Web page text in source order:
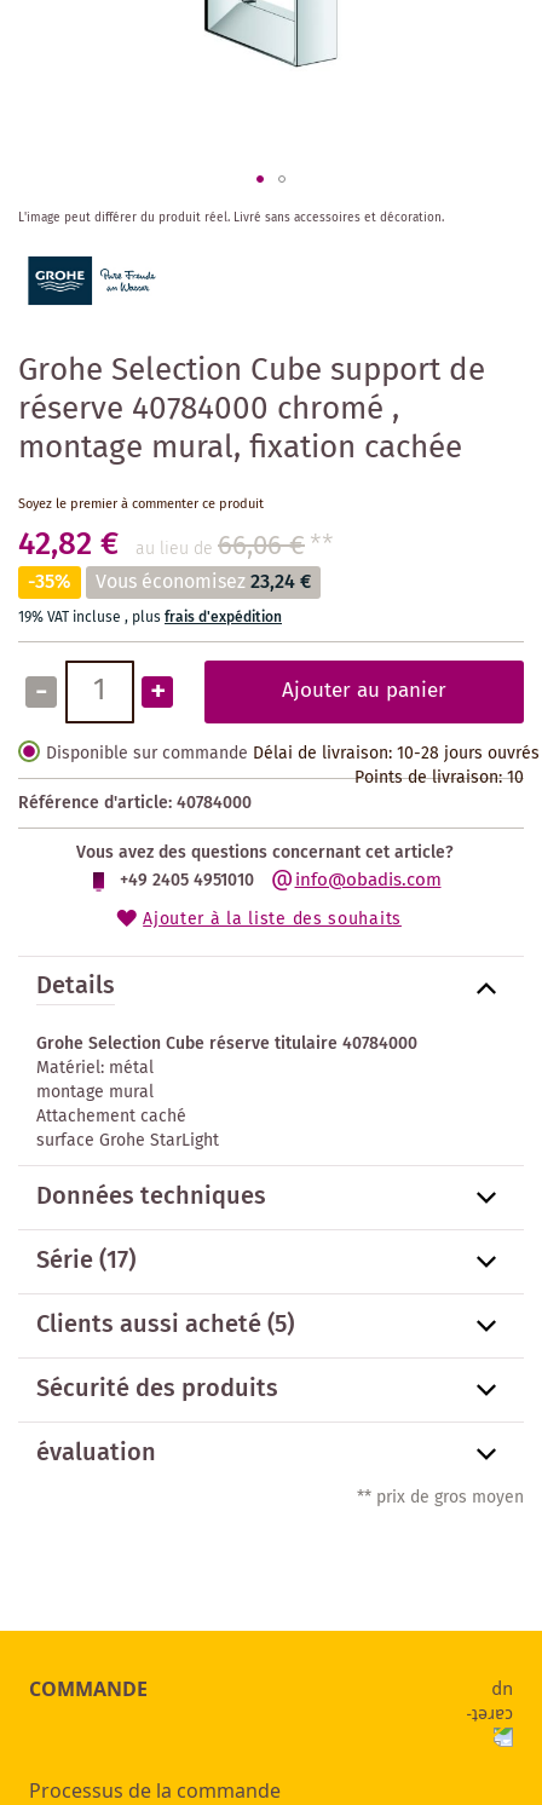
Grohe Selection Cube support de
réserve 40784000 chromé ,
montage mural, fixation cachée
Soyez le premier à commenter ce produit
42,82 € au lieu de 66,06 €**
-35% Vous économisez23,24 €
19% VAT incluse , plusfrais d'expédition
- + Ajouter au panier
Disponible sur commande Délai de livraison: 10-28 jours ouvrés
Points de livraison:10
Référence d'article:40784000
Vous avez des questions concernant cet article?
+49 2405 4951010
info@obadis.com
Ajouter à la liste des souhaits
Skip
the
beginning
of
images
gallery
L'image peut différer du produit réel. Livré sans accessoires et décoration.
Details
Grohe Selection Cube réserve titulaire 40784000
Matériel: métal
montage mural
Attachement caché
surface Grohe StarLight
Données techniques
Série(17)
Clients aussi acheté(5)
Sécurité des produits
évaluation
** prix de gros moyen
COMMANDE
Processus de la commande